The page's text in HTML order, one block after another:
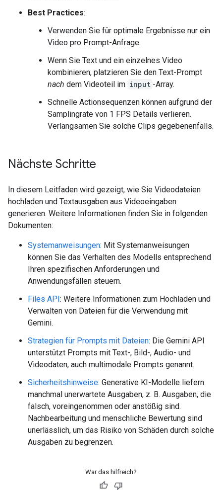
Best Practices:
Verwenden Sie für optimale Ergebnisse nur ein
Video pro Prompt-Anfrage.
Wenn Sie Text und ein einzelnes Video
kombinieren, platzieren Sie den Text-Prompt
nach dem Videoteil im input -Array.
Schnelle Actionsequenzen können aufgrund der
Samplingrate von 1 FPS Details verlieren.
Verlangsamen Sie solche Clips gegebenenfalls.
Nächste Schritte
In diesem Leitfaden wird gezeigt, wie Sie Videodateien
hochladen und Textausgaben aus Videoeingaben
generieren. Weitere Informationen finden Sie in folgenden
Dokumenten:
Systemanweisungen: Mit Systemanweisungen
können Sie das Verhalten des Modells entsprechend
Ihren spezifischen Anforderungen und
Anwendungsfällen steuern.
Files API: Weitere Informationen zum Hochladen und
Verwalten von Dateien für die Verwendung mit
Gemini.
Strategien für Prompts mit Dateien: Die Gemini API
unterstützt Prompts mit Text-, Bild-, Audio- und
Videodaten, auch multimodale Prompts genannt.
Sicherheitshinweise: Generative KI-Modelle liefern
manchmal unerwartete Ausgaben, z. B. Ausgaben, die
falsch, voreingenommen oder anstößig sind.
Nachbearbeitung und menschliche Bewertung sind
unerlässlich, um das Risiko von Schäden durch solche
Ausgaben zu begrenzen.
War das hilfreich?